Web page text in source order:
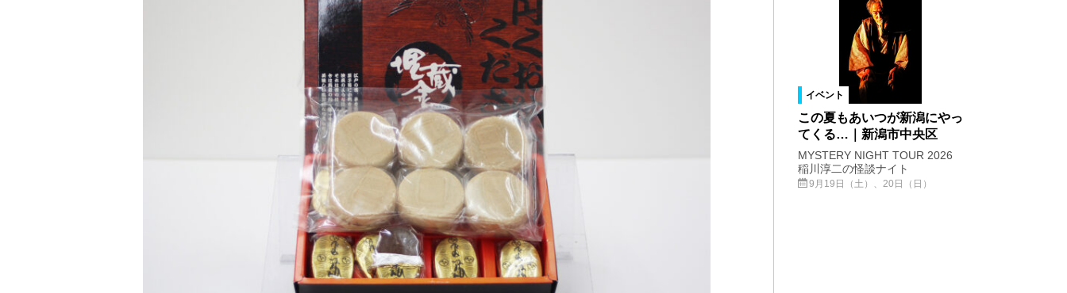
イベント
この夏もあいつが新潟にやっ
てくる…｜新潟市中央区
MYSTERY NIGHT TOUR 2026
稲川淳二の怪談ナイト
9月19日（土）、20日（日）